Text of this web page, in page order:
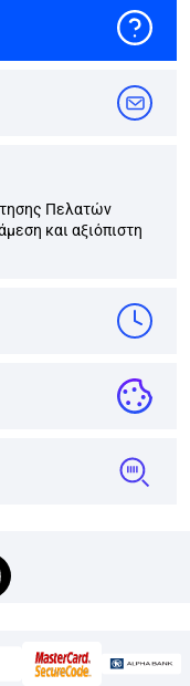
Πελατών
και αξιόπιστη